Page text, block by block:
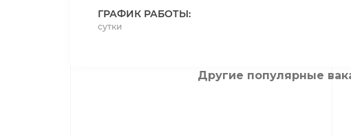
ГРАФИК РАБОТЫ:
сутки
Другие популярные